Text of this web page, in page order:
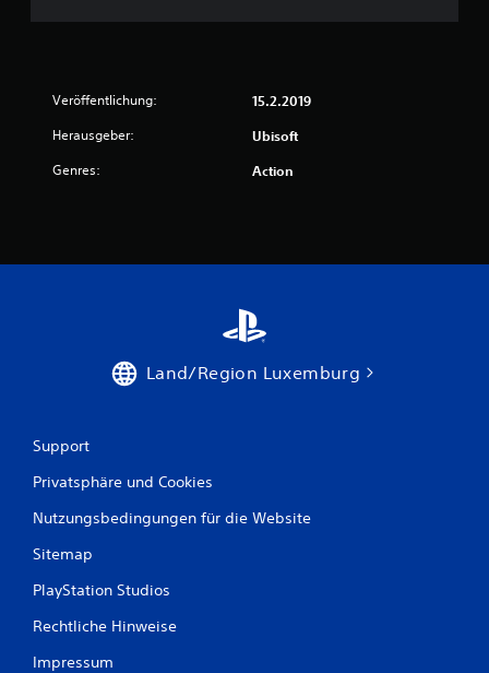
Veröffentlichung: 15.2.2019
Herausgeber: Ubisoft
Genres: Action
Land/Region Luxemburg
Support
Privatsphäre und Cookies
Nutzungsbedingungen für die Website
Sitemap
PlayStation Studios
Rechtliche Hinweise
Impressum